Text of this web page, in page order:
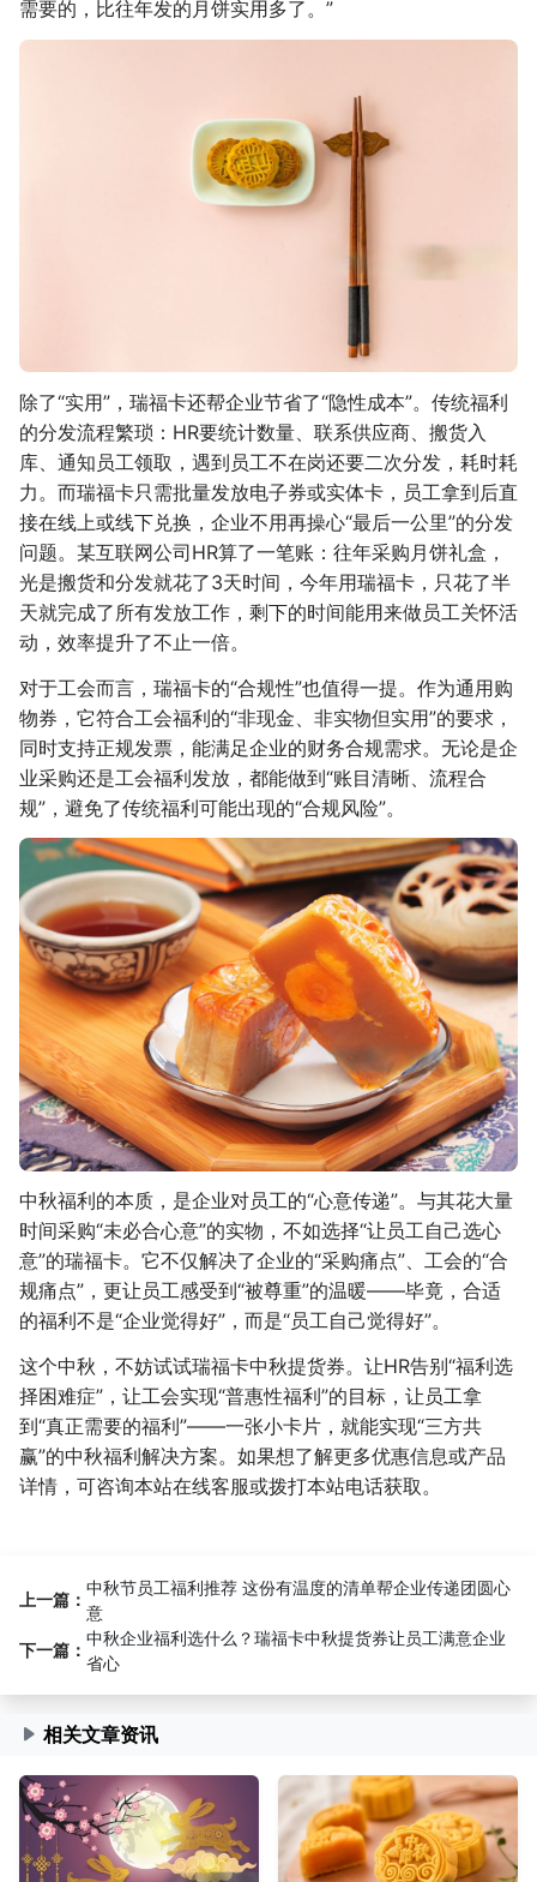
需要的，比往年发的月饼实用多了。”
除了“实用”，瑞福卡还帮企业节省了“隐性成本”。传统福利
的分发流程繁琐：HR要统计数量、联系供应商、搬货入
库、通知员工领取，遇到员工不在岗还要二次分发，耗时耗
力。而瑞福卡只需批量发放电子券或实体卡，员工拿到后直
接在线上或线下兑换，企业不用再操心“最后一公里”的分发
问题。某互联网公司HR算了一笔账：往年采购月饼礼盒，
光是搬货和分发就花了3天时间，今年用瑞福卡，只花了半
天就完成了所有发放工作，剩下的时间能用来做员工关怀活
动，效率提升了不止一倍。
对于工会而言，瑞福卡的“合规性”也值得一提。作为通用购
物券，它符合工会福利的“非现金、非实物但实用”的要求，
同时支持正规发票，能满足企业的财务合规需求。无论是企
业采购还是工会福利发放，都能做到“账目清晰、流程合
规”，避免了传统福利可能出现的“合规风险”。
中秋福利的本质，是企业对员工的“心意传递”。与其花大量
时间采购“未必合心意”的实物，不如选择“让员工自己选心
意”的瑞福卡。它不仅解决了企业的“采购痛点”、工会的“合
规痛点”，更让员工感受到“被尊重”的温暖——毕竟，合适
的福利不是“企业觉得好”，而是“员工自己觉得好”。
这个中秋，不妨试试瑞福卡中秋提货券。让HR告别“福利选
择困难症”，让工会实现“普惠性福利”的目标，让员工拿
到“真正需要的福利”——一张小卡片，就能实现“三方共
赢”的中秋福利解决方案。如果想了解更多优惠信息或产品
详情，可咨询本站在线客服或拨打本站电话获取。
上一篇：
中秋节员工福利推荐 这份有温度的清单帮企业传递团圆心
意
下一篇：
中秋企业福利选什么？瑞福卡中秋提货券让员工满意企业
省心
相关文章资讯